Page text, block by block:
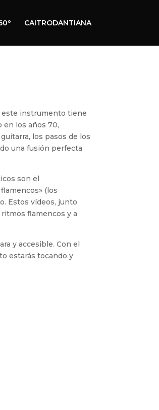
CAITRODANTIANA
este instrumento tiene
en los años 70,
los pasos de los
una fusión perfecta
son el
(los
Estos vídeos, junto
flamencos y a
y accesible. Con el
estarás tocando y